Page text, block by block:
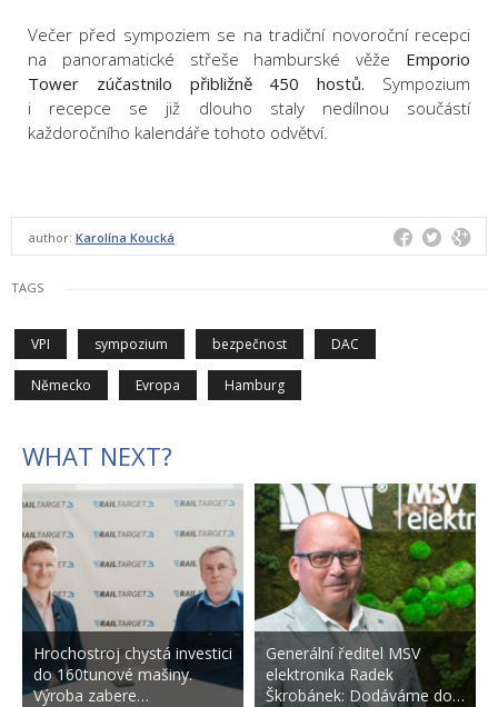
Večer před sympoziem se na tradiční novoroční recepci
na panoramatické střeše hamburské věže Emporio
Tower zúčastnilo přibližně 450 hostů. Sympozium
i recepce se již dlouho staly nedílnou součástí
každoročního kalendáře tohoto odvětví.
author: Karolína Koucká
TAGS
VPI sympozium bezpečnost DAC
Německo Evropa Hamburg
WHAT NEXT?
Hrochostroj chystá investici
do 160tunové mašiny.
Výroba zabere…
Generální ředitel MSV
elektronika Radek
Škrobánek: Dodáváme do…